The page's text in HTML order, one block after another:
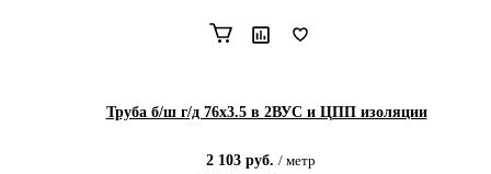
Труба б/ш г/д 76х3.5 в 2ВУС и ЦПП изоляции
2 103 руб. / метр